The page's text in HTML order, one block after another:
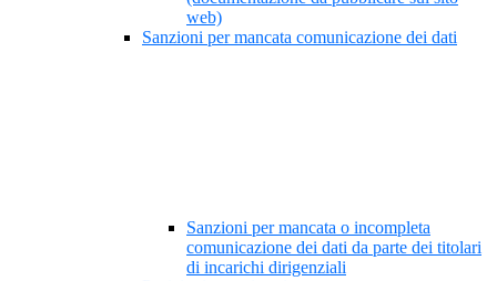
web)
Sanzioni per mancata comunicazione dei dati
Sanzioni per mancata o incompleta
comunicazione dei dati da parte dei titolari
di incarichi dirigenziali